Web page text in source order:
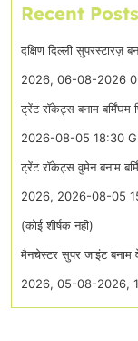
Recent Posts
दक्षिण दिल्ली सुपरस्टारज़
2026, 06-08-2026
ट्रेंट रॉकेट्स बनाम
2026-08-05 18:30
ट्रेंट रॉकेट्स वुमेन बनाम
2026, 2026-08-05
(कोई शीर्षक नही)
मैनचेस्टर सुपर जाइंट बनाम
2026, 05-08-2026,